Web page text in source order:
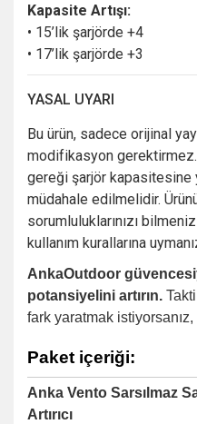
Kapasite Artışı:
• 15’lik şarjörde +4
• 17’lik şarjörde +3
YASAL UYARI
Bu ürün, sadece orijinal
modifikasyon
gereği şarjör kapasitesine
müdahale edilmelidir.
sorumluluklarınızı
kullanım kurallarına
AnkaOutdoor
potansiyelini artırın.
fark yaratmak
Paket içeriği:
Anka Vento Sarsılmaz
Artırıcı